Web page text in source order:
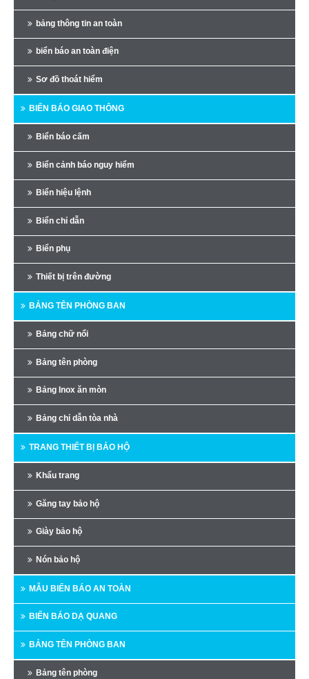
bảng thông tin an toàn
biển báo an toàn điện
Sơ đồ thoát hiểm
BIỂN BÁO GIAO THÔNG
Biển báo cấm
Biển cảnh báo nguy hiểm
Biển hiệu lệnh
Biển chỉ dẫn
Biển phụ
Thiết bị trên đường
BẢNG TÊN PHÒNG BAN
Bảng chữ nổi
Bảng tên phòng
Bảng Inox ăn mòn
Bảng chỉ dẫn tòa nhà
TRANG THIẾT BỊ BẢO HỘ
Khẩu trang
Găng tay bảo hộ
Giày bảo hộ
Nón bảo hộ
MẪU BIỂN BÁO AN TOÀN
BIỂN BÁO DẠ QUANG
BẢNG TÊN PHÒNG BAN
Bảng tên phòng